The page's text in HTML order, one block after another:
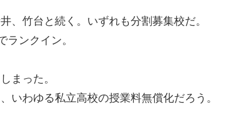
、竹台と続く。いずれも分割募集校だ。
ンクイン。
まった。
いわゆる私立高校の授業料無償化だろう。